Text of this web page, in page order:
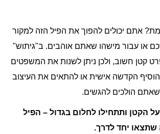
אתם יכולים להפוך את הפיל הזה למקור
או עבור מישהו שאתם אוהבים. ב"גיתוש"
קטן חשוב, ולכן ניתן לשנות את המשפטים
הקדשה אישית או להתאים את העיצוב
הולכים להגשים.
הקטן ותתחילו לחלום בגדול – הפיל
יחד לדרך.